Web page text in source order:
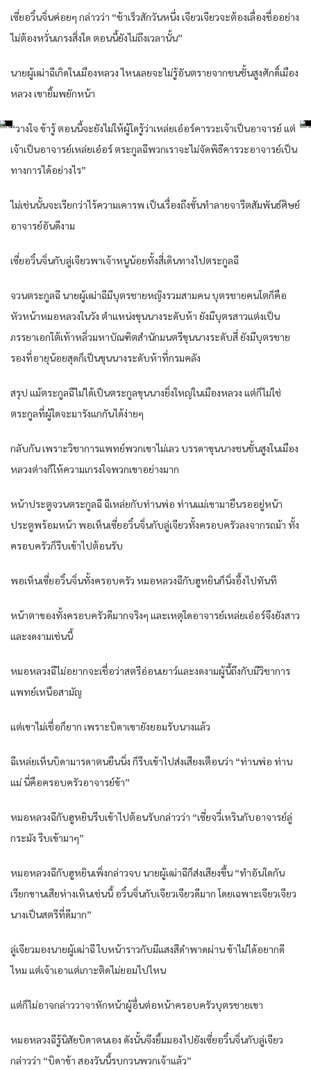
เซี่ยอวิ๋นจิ่นค่อยๆ กล่าวว่า “ช้าเร็วสักวันหนึ่ง เจียวเจียวจะต้องเลื่องชื่ออย่าง
ไม่ต้องหวั่นเกรงสิ่งใด ตอนนี้ยังไม่ถึงเวลานั้น”
นายผู้เฒ่าฉีเกิดในเมืองหลวง ไหนเลยจะไม่รู้อันตรายจากชนชั้นสูงศักดิ์เมือง
หลวง เขายิ้มพยักหน้า
“วางใจ ข้ารู้ ตอนนี้จะยังไม่ให้ผู้ใดรู้ว่าเหล่ยเอ๋อร์คารวะเจ้าเป็นอาจารย์ แต่
เจ้าเป็นอาจารย์เหล่ยเอ๋อร์ ตระกูลฉีพวกเราจะไม่จัดพิธีคารวะอาจารย์เป็น
ทางการได้อย่างไร”
ไม่เช่นนั้นจะเรียกว่าไร้ความเคารพ เป็นเรื่องถึงขั้นทำลายจารีตสัมพันธ์ศิษย์
อาจารย์อันดีงาม
เซี่ยอวิ๋นจิ่นกับลู่เจียวพาเจ้าหนูน้อยทั้งสี่เดินทางไปตระกูลฉี
จวนตระกูลฉี นายผู้เฒ่าฉีมีบุตรชายหญิงรวมสามคน บุตรชายคนโตก็คือ
หัวหน้าหมอหลวงในวัง ตำแหน่งขุนนางระดับห้า ยังมีบุตรสาวแต่งเป็น
ภรรยาเอกใต้เท้าหลิ่วมหาบัณฑิตสำนักมนตรีขุนนางระดับสี่ ยังมีบุตรชาย
รองที่อายุน้อยสุดก็เป็นขุนนางระดับห้าที่กรมคลัง
สรุป แม้ตระกูลฉีไม่ได้เป็นตระกูลขุนนางยิ่งใหญ่ในเมืองหลวง แต่ก็ไม่ใช่
ตระกูลที่ผู้ใดจะมารังแกกันได้ง่ายๆ
กลับกัน เพราะวิชาการแพทย์พวกเขาไม่เลว บรรดาขุนนางชนชั้นสูงในเมือง
หลวงต่างก็ให้ความเกรงใจพวกเขาอย่างมาก
หน้าประตูจวนตระกูลฉี ฉีเหล่ยกับท่านพ่อ ท่านแม่เขามายืนรออยู่หน้า
ประตูพร้อมหน้า พอเห็นเซี่ยอวิ๋นจิ่นกับลู่เจียวทั้งครอบครัวลงจากรถม้า ทั้ง
ครอบครัวก็รีบเข้าไปต้อนรับ
พอเห็นเซี่ยอวิ๋นจิ่นทั้งครอบครัว หมอหลวงฉีกับฮูหยินก็นิ่งอึ้งไปทันที
หน้าตาของทั้งครอบครัวดีมากจริงๆ และเหตุใดอาจารย์เหล่ยเอ๋อร์จึงยังสาว
และงดงามเช่นนี้
หมอหลวงฉีไม่อยากจะเชื่อว่าสตรีอ่อนเยาว์และงดงามผู้นี้ถึงกับมีวิชาการ
แพทย์เหนือสามัญ
แต่เขาไม่เชื่อก็ยาก เพราะบิดาเขายังยอมรับนางแล้ว
ฉีเหล่ยเห็นบิดามารดาตนยืนนิ่ง ก็รีบเข้าไปส่งเสียงเตือนว่า “ท่านพ่อ ท่าน
แม่ นี่คือครอบครัวอาจารย์ข้า”
หมอหลวงฉีกับฮูหยินรีบเข้าไปต้อนรับกล่าวว่า “เซี่ยจวี่เหรินกับอาจารย์ลู่
กระมัง รีบเข้ามาๆ”
หมอหลวงฉีกับฮูหยินเพิ่งกล่าวจบ นายผู้เฒ่าฉีก็ส่งเสียงขึ้น “ทำอันใดกัน
เรียกขานเสียห่างเหินเช่นนี้ อวิ๋นจิ่นกับเจียวเจียวดีมาก โดยเฉพาะเจียวเจียว
นางเป็นสตรีที่ดีมาก”
ลู่เจียวมองนายผู้เฒ่าฉี ใบหน้าราวกับมีแสงสีดำพาดผ่าน ข้าไม่ได้อยากดี
ไหม แต่เจ้าเอาแต่เกาะติดไม่ยอมไปไหน
แต่ก็ไม่อาจกล่าววาจาหักหน้าผู้อื่นต่อหน้าครอบครัวบุตรชายเขา
หมอหลวงฉีรู้นิสัยบิดาตนเอง ดังนั้นจึงยิ้มมองไปยังเซี่ยอวิ๋นจิ่นกับลู่เจียว
กล่าวว่า “บิดาข้า สองวันนี้รบกวนพวกเจ้าแล้ว”